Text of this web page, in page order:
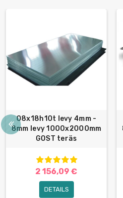
08x18h10t levy 4mm -
8mm levy 1000x2000mm
GOST teräs
2 156,09 €
DETAILS